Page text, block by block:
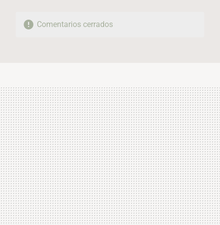
Comentarios cerrados